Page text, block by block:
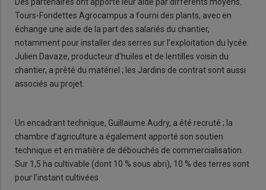
Tours-Fondettes Agrocampus a fourni des plants, avec en
échange une aide de la part des salariés du chantier,
notamment pour installer des serres sur l’exploitation du lycée.
Julien Davaze, producteur d’huiles et de lentilles voisin du
chantier, a prêté du matériel ; les Jardins de contrat sont aussi
associés au projet.
Un encadrant technique, Guillaume Audry, a été recruté ; la
chambre d’agriculture a également apporté son soutien
technique et en matière de débouchés de commercialisation.
Sur 1,5 ha cultivable (dont 10 % sous abri), 10 % des terres sont
pour l’instant cultivées.